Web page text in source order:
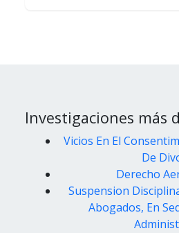
Investigaciones más
Vicios En El
De
Derecho
Suspension
Abogados, En